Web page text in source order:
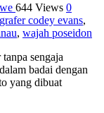
644 Views 0
codey evans,
, wajah poseidon
sengaja
badai dengan
yang dibuat